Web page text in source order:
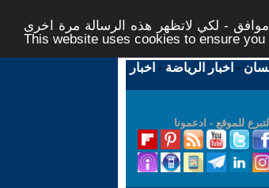
- لكي لاتظهر هذه الرسالة مرة اخرى -
This website uses cookies to ensure
- اخبار الرياضة - اخبار
التبرع للموقع - ادعمونا